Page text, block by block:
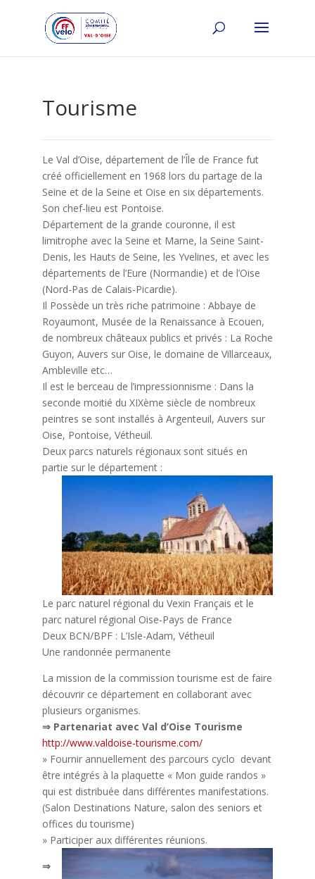
Tourisme
Le Val d’Oise, département de l’Île de France fut
créé officiellement en 1968 lors du partage de la
Seine et de la Seine et Oise en six départements.
Son chef-lieu est Pontoise.
Département de la grande couronne, il est
limitrophe avec la Seine et Marne, la Seine Saint-
Denis, les Hauts de Seine, les Yvelines, et avec les
départements de l’Eure (Normandie) et de l’Oise
(Nord-Pas de Calais-Picardie).
Il Possède un très riche patrimoine : Abbaye de
Royaumont, Musée de la Renaissance à Ecouen,
de nombreux châteaux publics et privés : La Roche
Guyon, Auvers sur Oise, le domaine de Villarceaux,
Ambleville etc…
Il est le berceau de l’impressionnisme : Dans la
seconde moitié du XIXème siècle de nombreux
peintres se sont installés à Argenteuil, Auvers sur
Oise, Pontoise, Vétheuil.
Deux parcs naturels régionaux sont situés en
partie sur le département :
Le parc naturel régional du Vexin Français et le
parc naturel régional Oise-Pays de France
Deux BCN/BPF : L’Isle-Adam, Vétheuil
Une randonnée permanente
La mission de la commission tourisme est de faire
découvrir ce département en collaborant avec
plusieurs organismes.
⇒ Partenariat avec Val d’Oise Tourisme
http://www.valdoise-tourisme.com/
» Fournir annuellement des parcours cyclo devant
être intégrés à la plaquette « Mon guide randos »
qui est distribuée dans différentes manifestations.
(Salon Destinations Nature, salon des seniors et
offices du tourisme)
» Participer aux différentes réunions.
⇒